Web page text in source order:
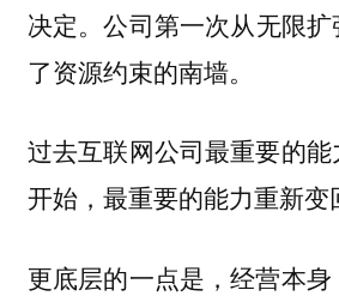
决定。公司第一次从无限
了资源约束的南墙。
过去互联网公司最重要的
开始，最重要的能力重新变
更底层的一点是，经营本